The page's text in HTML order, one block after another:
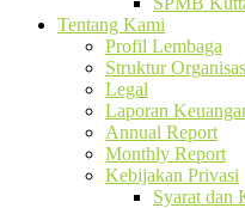
Tentang Kami
Profil Lembaga
Struktur
Legal
Laporan
Annual Report
Monthly Report
Kebijakan Privasi
Syarat dan